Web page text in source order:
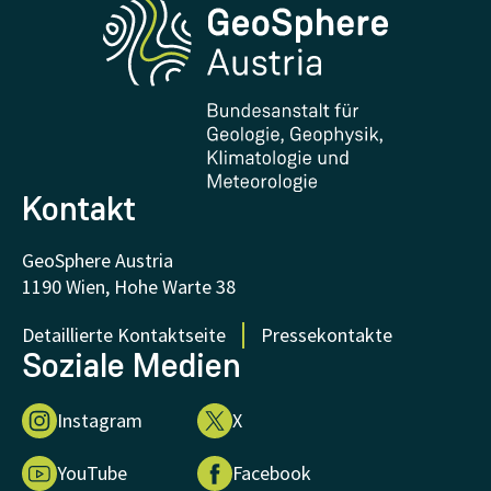
Forschung und Kooperationen
Downloads
Zertifikate und Auszeichnungen
FAQ - Häufig gestellte Fragen
Forschung unterstützen
Kontakt
GeoSphere Austria
1190 Wien, Hohe Warte 38
Detaillierte Kontaktseite
Pressekontakte
Soziale Medien
Instagram X
YouTube Facebook